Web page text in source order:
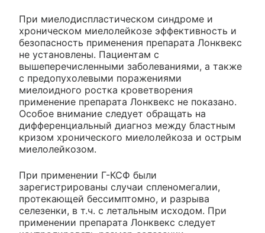
При миелодиспластическом синдроме и
хроническом миелолейкозе эффективность и
безопасность применения препарата Лонквекс
не установлены. Пациентам с
вышеперечисленными заболеваниями, а также
с предопухолевыми поражениями
миелоидного ростка кроветворения
применение препарата Лонквекс не показано.
Особое внимание следует обращать на
дифференциальный диагноз между бластным
кризом хронического миелолейкоза и острым
миелолейкозом.
При применении Г-КСФ были
зарегистрированы случаи спленомегалии,
протекающей бессимптомно, и разрыва
селезенки, в т.ч. с летальным исходом. При
применении препарата Лонквекс следует